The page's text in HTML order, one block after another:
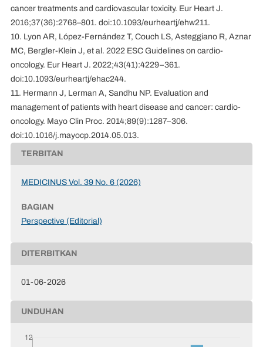
cancer treatments and cardiovascular toxicity. Eur Heart J.
2016;37(36):2768–801. doi:10.1093/eurheartj/ehw211.
10. Lyon AR, López-Fernández T, Couch LS, Asteggiano R, Aznar
MC, Bergler-Klein J, et al. 2022 ESC Guidelines on cardio-
oncology. Eur Heart J. 2022;43(41):4229–361.
doi:10.1093/eurheartj/ehac244.
11. Hermann J, Lerman A, Sandhu NP. Evaluation and
management of patients with heart disease and cancer: cardio-
oncology. Mayo Clin Proc. 2014;89(9):1287–306.
doi:10.1016/j.mayocp.2014.05.013.
TERBITAN
MEDICINUS Vol. 39 No. 6 (2026)
BAGIAN
Perspective (Editorial)
DITERBITKAN
01-06-2026
UNDUHAN